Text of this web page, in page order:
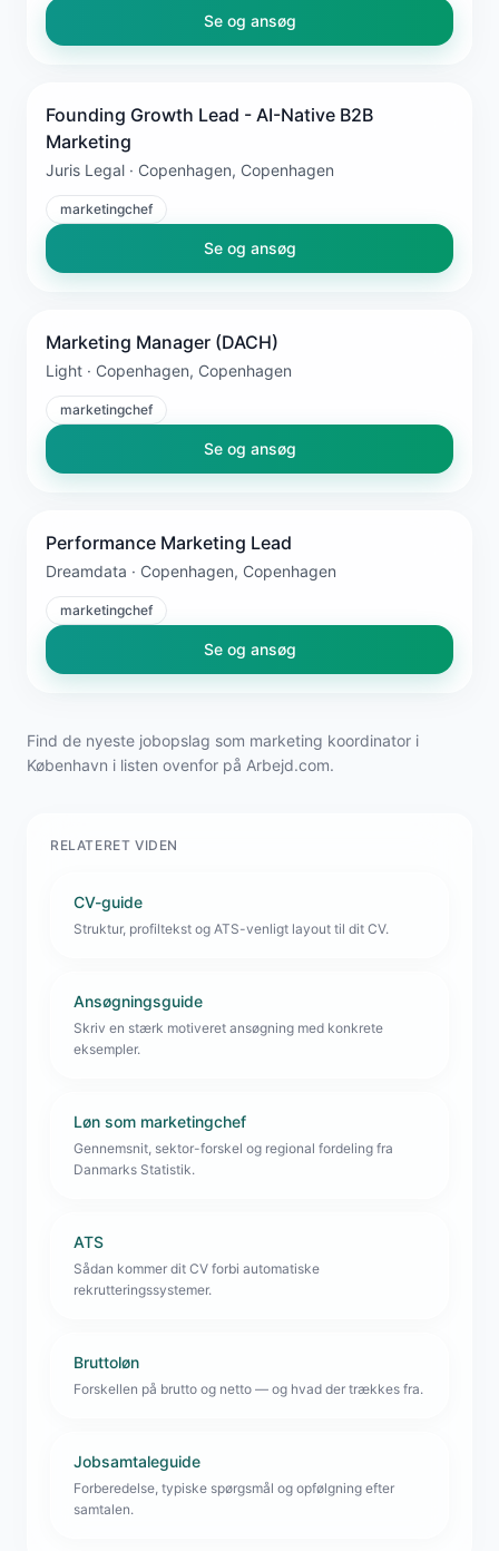
Se og ansøg
Founding Growth Lead - AI-Native B2B
Marketing
Juris Legal · Copenhagen, Copenhagen
marketingchef
Se og ansøg
Marketing Manager (DACH)
Light · Copenhagen, Copenhagen
marketingchef
Se og ansøg
Performance Marketing Lead
Dreamdata · Copenhagen, Copenhagen
marketingchef
Se og ansøg
Find de nyeste jobopslag som marketing koordinator i
København i listen ovenfor på Arbejd.com.
RELATERET VIDEN
CV-guide
Struktur, profiltekst og ATS-venligt layout til dit CV.
Ansøgningsguide
Skriv en stærk motiveret ansøgning med konkrete
eksempler.
Løn som marketingchef
Gennemsnit, sektor-forskel og regional fordeling fra
Danmarks Statistik.
ATS
Sådan kommer dit CV forbi automatiske
rekrutteringssystemer.
Bruttoløn
Forskellen på brutto og netto — og hvad der trækkes fra.
Jobsamtaleguide
Forberedelse, typiske spørgsmål og opfølgning efter
samtalen.